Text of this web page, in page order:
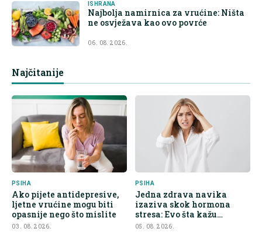
ISHRANA
Najbolja namirnica za vrućine: Ništa
ne osvježava kao ovo povrće
06. 08. 2026.
Najčitanije
PSIHA
Ako pijete antidepresive,
ljetne vrućine mogu biti
opasnije nego što mislite
03. 08. 2026.
PSIHA
Jedna zdrava navika
izaziva skok hormona
stresa: Evo šta kažu
endokrinolozi
05. 08. 2026.